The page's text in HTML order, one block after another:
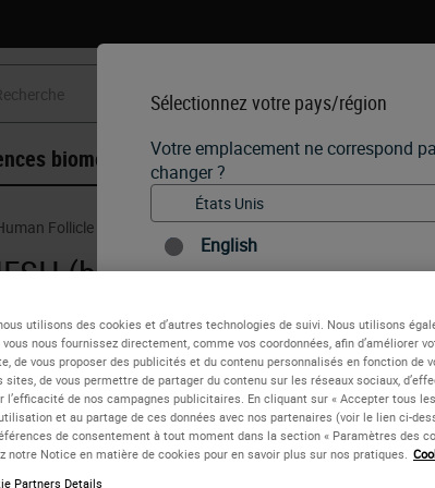
Sélectionnez votre pays/région
Votre emplacement ne correspond
changer ?
English
Chaque pays/région peut avoir
réglementaires et de pratiques
chaque version de pays de notre
uniquement à ce pays/région.
détails/disponibilité des produits,
promotions.
biomédicales Formation
Follicle Stimulating Hormone)
(beta 2) (Human Follicle
de l'antigène
de stimulation du follicule (FSH) est une
la maturation des follicules ovariens et dans la
l'homme, la FSH stimule la sécrétion de testostérone.
utilisons des cookies et d’autres technologies de suivi. Nous utilisons
nous fournissez directement, comme vos coordonnées, afin d’améliorer
de vous proposer des publicités et du contenu personnalisés en fonction de
sites, de vous permettre de partager du contenu sur les réseaux sociaux,
l’efficacité de nos campagnes publicitaires. En cliquant sur « Accepter tous
et au partage de ces données avec nos partenaires (voir le lien ci-
de consentement à tout moment dans la section « Paramètres des
notre Notice en matière de cookies pour en savoir plus sur nos pratiques.
Partners Details